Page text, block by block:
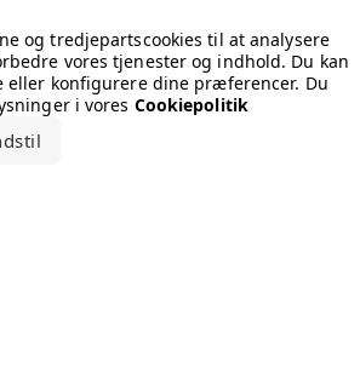
og tredjepartscookies til at analysere
vores tjenester og indhold. Du kan
eller konfigurere dine præferencer. Du
i vores Cookiepolitik
the brand